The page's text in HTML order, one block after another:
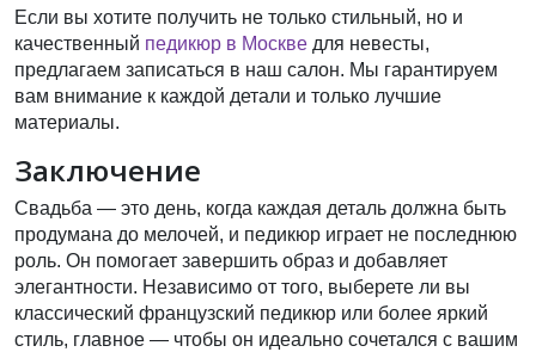
Если вы хотите получить не только стильный, но и
качественный педикюр в Москве для невесты,
предлагаем записаться в наш салон. Мы гарантируем
вам внимание к каждой детали и только лучшие
материалы.
Заключение
Свадьба — это день, когда каждая деталь должна быть
продумана до мелочей, и педикюр играет не последнюю
роль. Он помогает завершить образ и добавляет
элегантности. Независимо от того, выберете ли вы
классический французский педикюр или более яркий
стиль, главное — чтобы он идеально сочетался с вашим